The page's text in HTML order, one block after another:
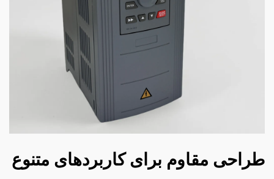
طراحی مقاوم برای کاربردهای متنوع